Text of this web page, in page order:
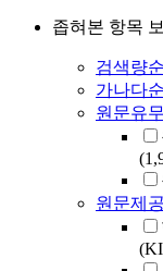
좁혀본 항목
검색량순
가나다순
원문유무
원문제